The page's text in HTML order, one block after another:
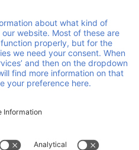
útiles
CGC
Carrera